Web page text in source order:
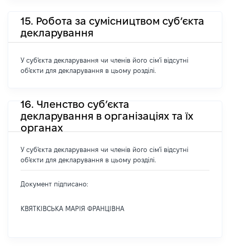
15. Робота за сумісництвом суб’єкта
декларування
У суб'єкта декларування чи членів його сім'ї відсутні
об'єкти для декларування в цьому розділі.
16. Членство суб’єкта
декларування в організаціях та їх
органах
У суб'єкта декларування чи членів його сім'ї відсутні
об'єкти для декларування в цьому розділі.
Документ підписано:
КВЯТКІВСЬКА МАРІЯ ФРАНЦІВНА